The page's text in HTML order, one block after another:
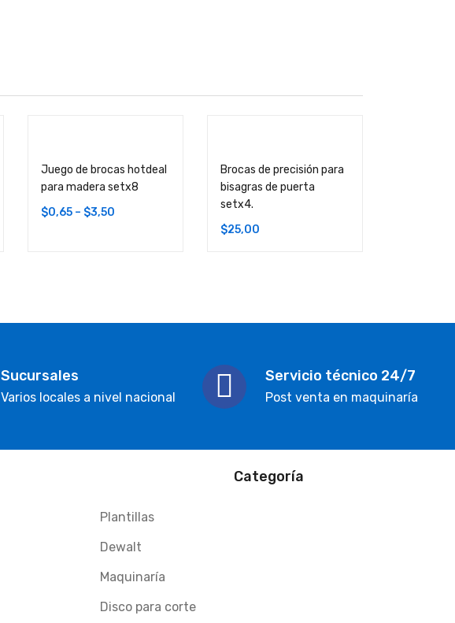
Juego de brocas hotdeal
para madera setx8
$0,65 – $3,50
Brocas de precisión para
bisagras de puerta
setx4.
$25,00
Sucursales
Varios locales a nivel nacional
Servicio técnico 24/7
Post venta en maquinaría
Categoría
Plantillas
Dewalt
Maquinaría
Disco para corte